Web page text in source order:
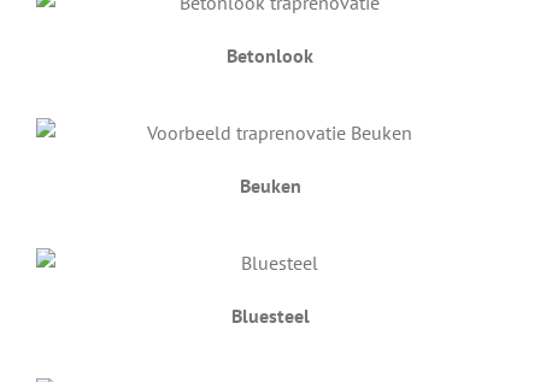
Betonlook
Beuken
Bluesteel